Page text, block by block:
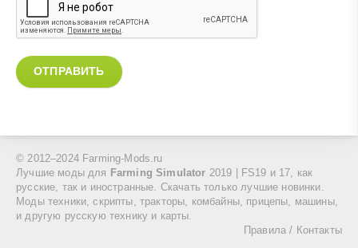
ОТПРАВИТЬ
© 2012–2024 Farming-Mods.ru
Лучшие моды для
Farming Simulator 2019 | FS19 и 17, как
русские, так и иностранные. Скачать только лучшие новинки.
Моды техники, скрипты, тракторы, комбайны, прицепы, машины,
и другую русскую технику и карты.
Правила / Контакты